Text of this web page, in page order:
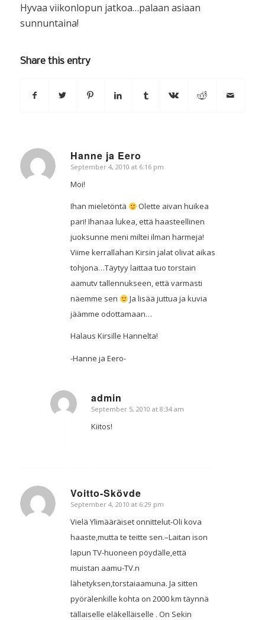
Hyvaa viikonlopun jatkoa…palaan asiaan
sunnuntaina!
Share this entry
Hanne ja Eero
says:
September 4, 2010 at 6:16 pm
Moi!
Ihan mieletöntä
Olette aivan huikea
pari! Ihanaa lukea, että haasteellinen
juoksunne meni miltei ilman harmeja!
Viime kerrallahan Kirsin jalat olivat aikas
tohjona…Täytyy laittaa tuo torstain
aamutv tallennukseen, että varmasti
näemme sen
Ja lisää juttua ja kuvia
jäämme odottamaan…
Halaus Kirsille Hannelta!
-Hanne ja Eero-
admin
says:
September 5, 2010 at 8:34 am
Kiitos!
Voitto-Skövde
says:
September 4, 2010 at 6:29 pm
Vielä Ylimääräiset onnittelut-Oli kova
haaste,mutta te teitte sen.–Laitan ison
lapun TV-huoneen pöydälle,että
muistan aamu-TV.n
lähetyksen,torstaiaamuna. Ja sitten
pyörälenkille kohta on 2000 km täynnä
tällaiselle eläkelläiselle . On Sekin